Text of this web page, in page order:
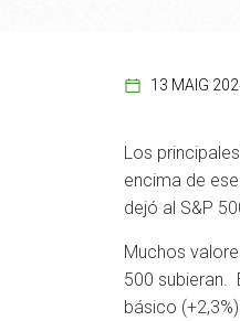
13 MAIG
Los
encima de
dejó al S&P
Muchos
500 subieran.
básico